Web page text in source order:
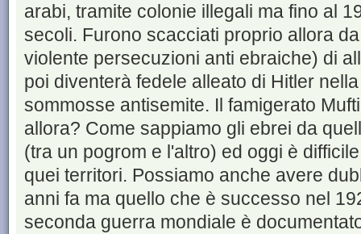
arabi, tramite colonie illegali ma fino al
secoli. Furono scacciati proprio allora
violente persecuzioni anti ebraiche) di
poi diventerà fedele alleato di Hitler
sommosse antisemite. Il famigerato
allora? Come sappiamo gli ebrei da
(tra un pogrom e l'altro) ed oggi è
quei territori. Possiamo anche avere
anni fa ma quello che è successo nel
seconda guerra mondiale è